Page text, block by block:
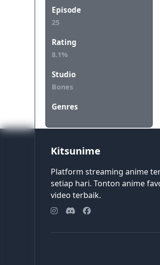
Episode
25
Rating
8.1%
Studio
Bones
Genres
Kitsunime
Platform streaming anime
setiap hari. Tonton anime
video terbaik.